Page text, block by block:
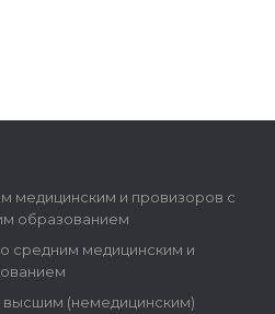
медицинским и провизоров с
образованием
средним медицинским и
высшим (немедицинским)